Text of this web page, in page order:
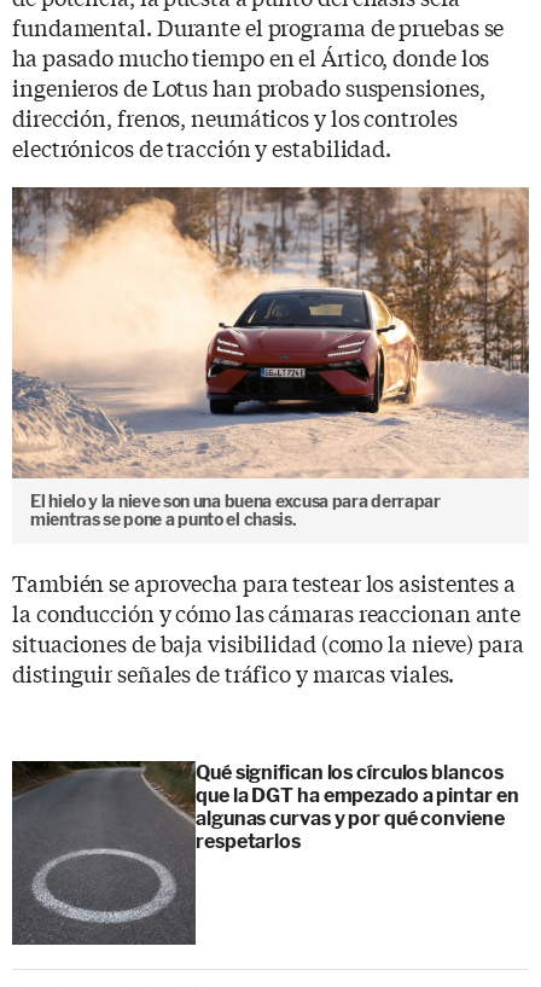
fundamental. Durante el programa de pruebas se
ha pasado mucho tiempo en el Ártico, donde los
ingenieros de Lotus han probado suspensiones,
dirección, frenos, neumáticos y los controles
electrónicos de tracción y estabilidad.
El hielo y la nieve son una buena excusa para derrapar
mientras se pone a punto el chasis.
También se aprovecha para testear los asistentes a
la conducción y cómo las cámaras reaccionan ante
situaciones de baja visibilidad (como la nieve) para
distinguir señales de tráfico y marcas viales.
Qué significan los círculos blancos
que la DGT ha empezado a pintar en
algunas curvas y por qué conviene
respetarlos